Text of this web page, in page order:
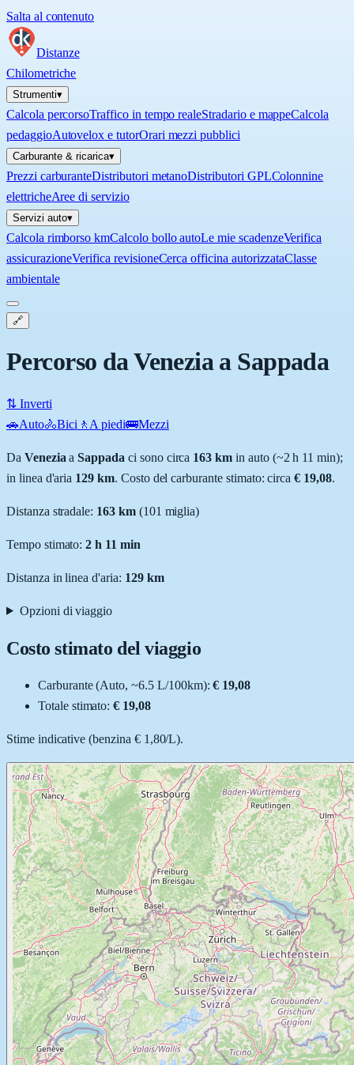
Salta al contenuto
Distanze
Chilometriche
Strumenti▾
Calcola percorsoTraffico in tempo realeStradario e mappeCalcola
pedaggioAutovelox e tutorOrari mezzi pubblici
Carburante & ricarica▾
Prezzi carburanteDistributori metanoDistributori GPLColonnine
elettricheAree di servizio
Servizi auto▾
Calcola rimborso kmCalcolo bollo autoLe mie scadenzeVerifica
assicurazioneVerifica revisioneCerca officina autorizzataClasse
ambientale
🔗
Percorso da Venezia a Sappada
⇅ Inverti
🚗Auto🚴Bici 🚶 A piedi🚌Mezzi
Da Venezia aSappada ci sono circa 163 km in auto (~2 h 11 min);
in linea d'aria 129 km. Costo del carburante stimato: circa € 19,08.
Distanza stradale: 163km (101 miglia)
Tempo stimato:2 h 11 min
Distanza in linea d'aria: 129km
Opzioni di viaggio
Costo stimato del viaggio
Carburante (Auto, ~6.5 L/100km): € 19,08
Totale stimato:€ 19,08
Stime indicative (benzina € 1,80/L).